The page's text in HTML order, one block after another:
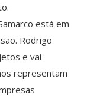
está em
Rodrigo
e vai
representam